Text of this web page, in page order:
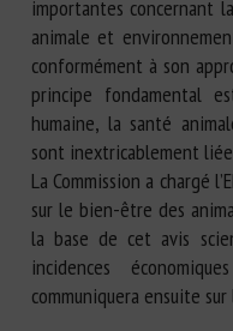
importantes concernant
animale et
conformément à son
principe fondamental
humaine, la santé
sont inextricablement
La Commission a chargé
sur le bien-être des
la base de cet avis
incidences
communiquera ensuite